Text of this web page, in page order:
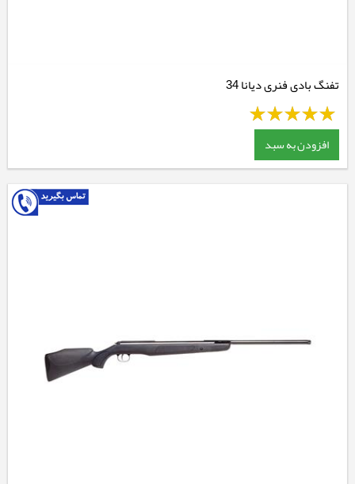
تفنگ بادی فنری دیانا 34
افزودن به سبد